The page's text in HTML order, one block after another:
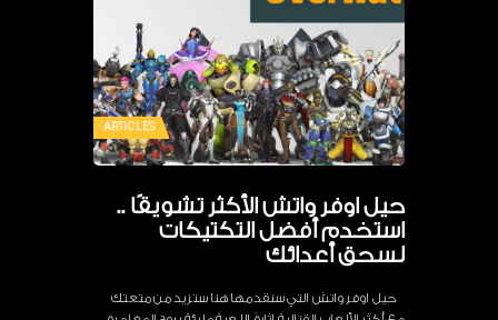
ARTICLES
حيل اوفر واتش الأكثر تشويقًا ..
استخدم أفضل التكتيكات
لسحق أعدائك
حيل اوفر واتش التي سنقدمها هنا ستزيد من متعتك